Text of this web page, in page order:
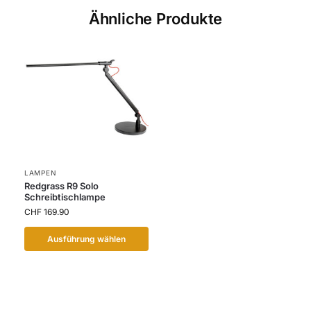
Ähnliche Produkte
LAMPEN
Redgrass R9 Solo
Schreibtischlampe
CHF 169.90
Ausführung wählen